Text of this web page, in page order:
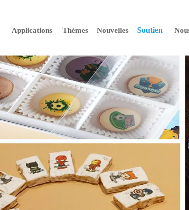
Applications Thèmes Nouvelles Soutien